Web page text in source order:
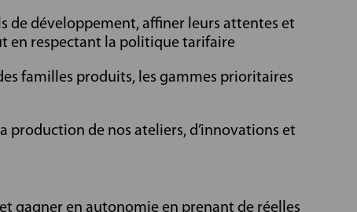
de développement, affiner leurs attentes et
en respectant la politique tarifaire
familles produits, les gammes prioritaires
production de nos ateliers, d’innovations et
gagner en autonomie en prenant de réelles